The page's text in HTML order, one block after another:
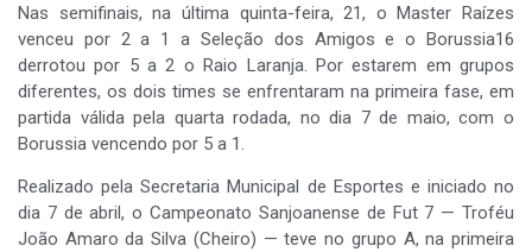
Nas semifinais, na última quinta-feira, 21, o Master Raízes
venceu por 2 a 1 a Seleção dos Amigos e o Borussia16
derrotou por 5 a 2 o Raio Laranja. Por estarem em grupos
diferentes, os dois times se enfrentaram na primeira fase, em
partida válida pela quarta rodada, no dia 7 de maio, com o
Borussia vencendo por 5 a 1.
Realizado pela Secretaria Municipal de Esportes e iniciado no
dia 7 de abril, o Campeonato Sanjoanense de Fut 7 — Troféu
João Amaro da Silva (Cheiro) — teve no grupo A, na primeira